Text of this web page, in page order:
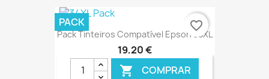
Pack Tinteiros Compatível Epson 35XL
19,20 €
 COMPRAR
PACK favorite_border